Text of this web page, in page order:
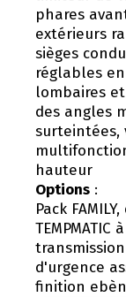
phares
extérieurs
sièges
réglables
lombaires
des angles
surteintées,
hauteur
Options :
Pack
TEMPMATIC
d'urgence
finition